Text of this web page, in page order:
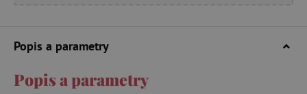
Popis a parametry
Popis a parametry